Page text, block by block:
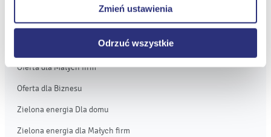
Zmień ustawienia
Odrzuć wszystkie
Oferta
Oferta dla Małych firm
Oferta dla Biznesu
Zielona energia Dla domu
Zielona energia dla Małych firm